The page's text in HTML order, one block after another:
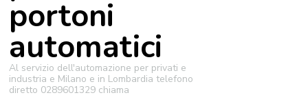
portoni
automatici
Al servizio dell'automazione per privati e
industria e Milano e in Lombardia telefono
diretto 0289601329 chiama